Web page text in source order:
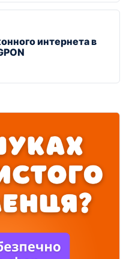
интернета в